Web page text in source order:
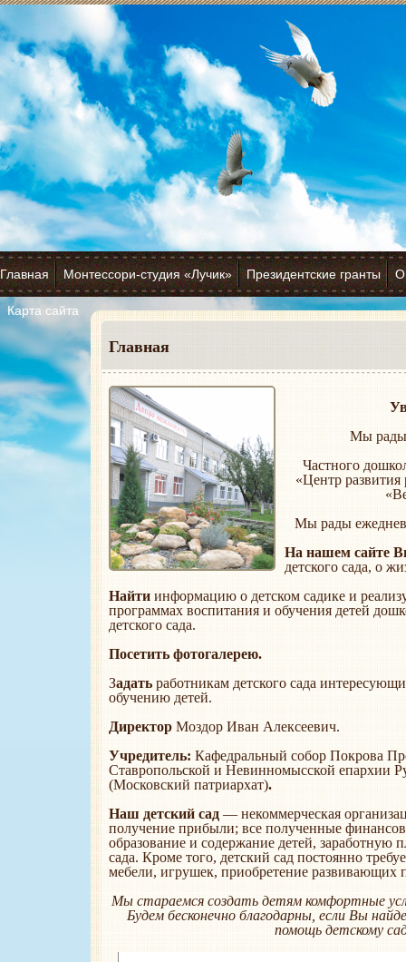
Главная Монтессори-студия «Лучик» Президентские гранты О
Карта сайта
Главная
Мы рады
Частного
«Центр
Мы рады
На нашем сайте
детского сада, о
Найти информацию о детском садике и
программах воспитания и обучения детей
детского сада.
Посетить фотогалерею.
Задать работникам детского сада
обучению детей.
Директор Моздор Иван Алексеевич.
Учредитель: Кафедральный собор Покрова
Ставропольской и Невинномысской епархии
(Московский патриархат).
Наш детский сад — некоммерческая
получение прибыли; все полученные
образование и содержание детей, заработную
сада. Кроме того, детский сад постоянно
мебели, игрушек, приобретение развивающих
Мы стараемся создать детям комфортные
Будем бесконечно благодарны, если Вы
помощь детскому